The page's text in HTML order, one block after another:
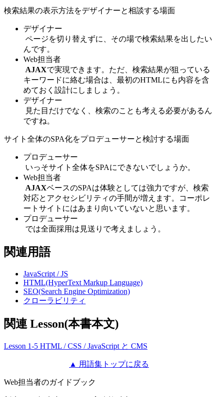
検索結果の表示方法をデザイナーと相談する場面
デザイナー
ページを切り替えずに、その場で検索結果を出したい
んです。
Web担当者
AJAXで実現できます。ただ、検索結果が狙っている
キーワードに絡む場合は、最初のHTMLにも内容を含
めておく設計にしましょう。
デザイナー
見た目だけでなく、検索のことも考える必要があるん
ですね。
サイト全体のSPA化をプロデューサーと検討する場面
プロデューサー
いっそサイト全体をSPAにできないでしょうか。
Web担当者
AJAXベースのSPAは体験としては強力ですが、検索
対応とアクセシビリティの手間が増えます。コーポレ
ートサイトにはあまり向いていないと思います。
プロデューサー
では全面採用は見送りで考えましょう。
関連用語
JavaScript / JS
HTML(HyperText Markup Language)
SEO(Search Engine Optimization)
クローラビリティ
関連 Lesson(本書本文)
Lesson 1-5 HTML / CSS / JavaScript と CMS
▲ 用語集トップに戻る
Web担当者のガイドブック